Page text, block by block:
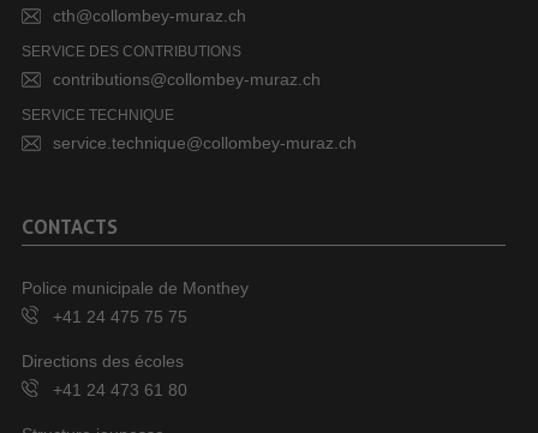
cth@collombey-muraz.ch
SERVICE DES CONTRIBUTIONS
contributions@collombey-muraz.ch
SERVICE TECHNIQUE
service.technique@collombey-muraz.ch
CONTACTS
Police municipale de Monthey
+41 24 475 75 75
Directions des écoles
+41 24 473 61 80